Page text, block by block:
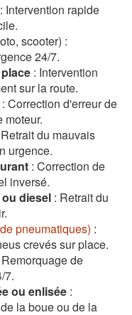
: Intervention rapide
scooter) :
24/7.
: Intervention
sur la route.
: Correction d'erreur de
moteur.
du mauvais
urgence.
: Correction de
inversé.
diesel : Retrait du
pneumatiques) :
crevés sur place.
de
7.
ou enlisée :
la boue ou de la